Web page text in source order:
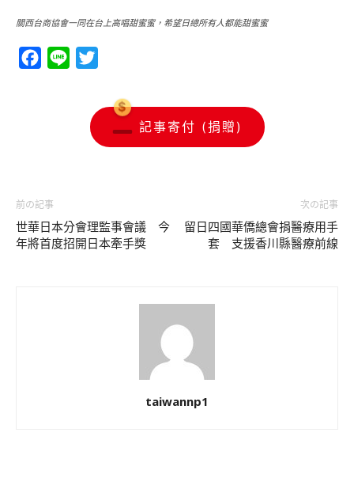
關西台商協會一同在台上高唱甜蜜蜜，希望日總所有人都能甜蜜蜜
Facebook
Line
記事寄付 (捐贈)
前の記事
世華日本分會理監事會議 今
年將首度招開日本牽手獎
次の記事
留日四國華僑總會捐醫療用手
套 支援香川縣醫療前線
taiwannp1